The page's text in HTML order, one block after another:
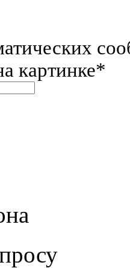
картинке*